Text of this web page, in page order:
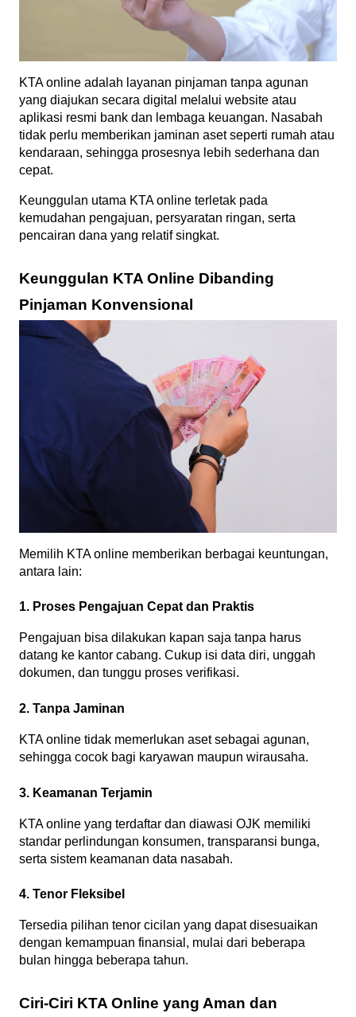
KTA online adalah layanan pinjaman tanpa agunan
yang diajukan secara digital melalui website atau
aplikasi resmi bank dan lembaga keuangan. Nasabah
tidak perlu memberikan jaminan aset seperti rumah atau
kendaraan, sehingga prosesnya lebih sederhana dan
cepat.
Keunggulan utama KTA online terletak pada
kemudahan pengajuan, persyaratan ringan, serta
pencairan dana yang relatif singkat.
Keunggulan KTA Online Dibanding
Pinjaman Konvensional
Memilih KTA online memberikan berbagai keuntungan,
antara lain:
1. Proses Pengajuan Cepat dan Praktis
Pengajuan bisa dilakukan kapan saja tanpa harus
datang ke kantor cabang. Cukup isi data diri, unggah
dokumen, dan tunggu proses verifikasi.
2. Tanpa Jaminan
KTA online tidak memerlukan aset sebagai agunan,
sehingga cocok bagi karyawan maupun wirausaha.
3. Keamanan Terjamin
KTA online yang terdaftar dan diawasi OJK memiliki
standar perlindungan konsumen, transparansi bunga,
serta sistem keamanan data nasabah.
4. Tenor Fleksibel
Tersedia pilihan tenor cicilan yang dapat disesuaikan
dengan kemampuan finansial, mulai dari beberapa
bulan hingga beberapa tahun.
Ciri-Ciri KTA Online yang Aman dan